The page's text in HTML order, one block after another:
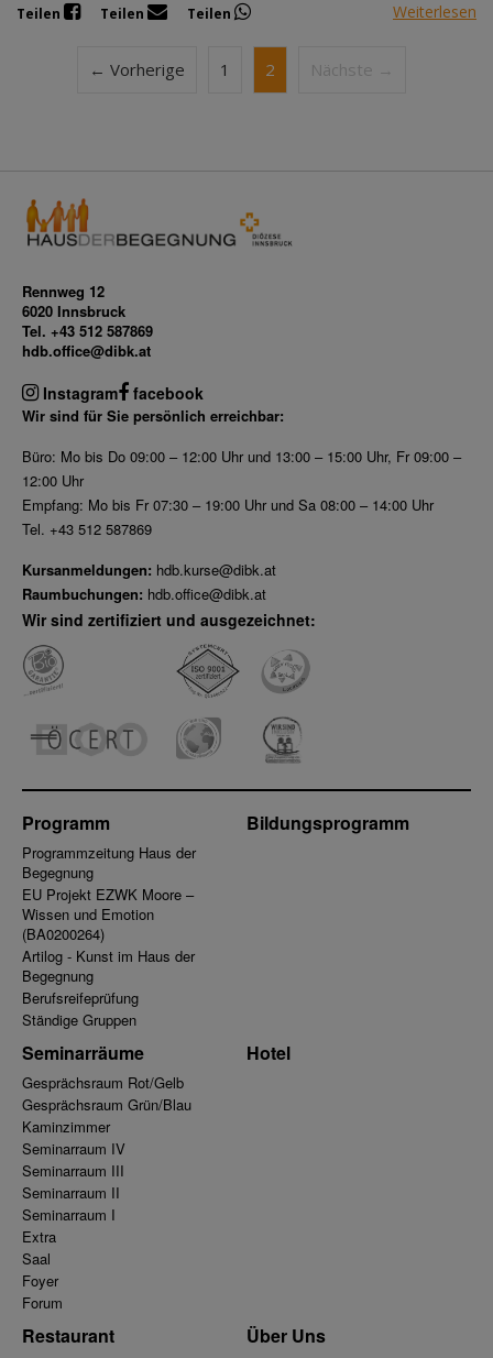
Teilen Teilen Teilen Weiterlesen
← Vorherige 1 2 Nächste →
Rennweg 12
6020 Innsbruck
Tel. +43 512 587869
hdb.office@dibk.at
Instagram facebook
Wir sind für Sie persönlich erreichbar:
Büro: Mo bis Do 09:00 – 12:00 Uhr und 13:00 – 15:00 Uhr, Fr 09:00 –
12:00 Uhr
Empfang: Mo bis Fr 07:30 – 19:00 Uhr und Sa 08:00 – 14:00 Uhr
Tel. +43 512 587869
Kursanmeldungen: hdb.kurse@dibk.at
Raumbuchungen: hdb.office@dibk.at
Wir sind zertifiziert und ausgezeichnet:
Programm
Programmzeitung Haus der
Begegnung
EU Projekt EZWK Moore –
Wissen und Emotion
(BA0200264)
Artilog - Kunst im Haus der
Begegnung
Berufsreifeprüfung
Ständige Gruppen
Bildungsprogramm
Seminarräume
Gesprächsraum Rot/Gelb
Gesprächsraum Grün/Blau
Kaminzimmer
Seminarraum IV
Seminarraum III
Seminarraum II
Seminarraum I
Extra
Saal
Foyer
Forum
Hotel
Restaurant Über Uns